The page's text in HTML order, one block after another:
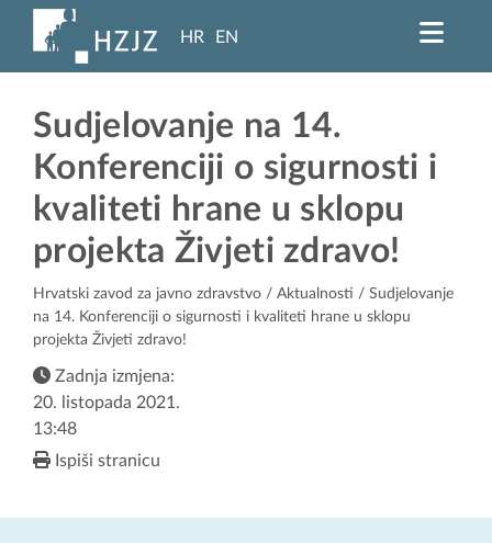
HR EN
Sudjelovanje na 14.
Konferenciji o sigurnosti i
kvaliteti hrane u sklopu
projekta Živjeti zdravo!
Hrvatski zavod za javno zdravstvo / Aktualnosti / Sudjelovanje
na 14. Konferenciji o sigurnosti i kvaliteti hrane u sklopu
projekta Živjeti zdravo!
Zadnja izmjena:
20. listopada 2021.
13:48
Ispiši stranicu